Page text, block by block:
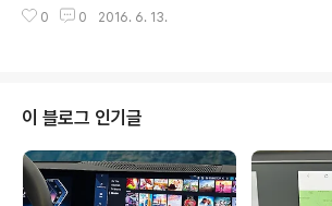
ce Technology (A.R.T) Wedge를 탑재..
트폰 그리고 홈 로봇까지 다양한 제품군을 선보였는데요.
폰 3', 메인 모델인 '젠폰 3 디럭스', 패블릿 모델인 '젠폰 3
울트라' 3가지 모델로 구성되어 있는데요. 그 중 DTS 헤드
폰:X 기술이 탑재되어 업그레이드된 멀티미디어를 즐길 수
있는 '젠폰 3 울트라(ZenFone 3 Ultra)'에 대해 좀 더 자
세히 알아보겠습니다. 젠폰 ..
0 0 2016. 6. 13.
이 블로그 인기글